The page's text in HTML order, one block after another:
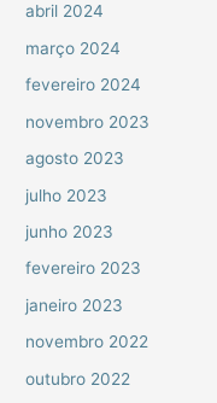
abril 2024
março 2024
fevereiro 2024
novembro 2023
agosto 2023
julho 2023
junho 2023
fevereiro 2023
janeiro 2023
novembro 2022
outubro 2022